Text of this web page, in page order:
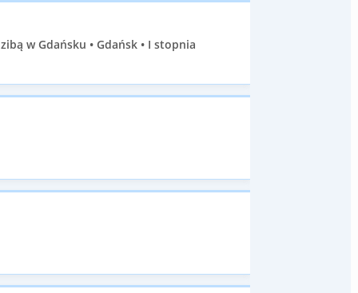
w Gdańsku • Gdańsk • I stopnia